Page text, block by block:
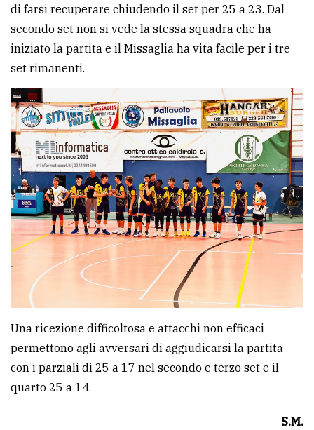
PRIVACY
policy
Cookie
policy
di farsi recuperare chiudendo il set per 25 a 23. Dal
secondo set non si vede la stessa squadra che ha
iniziato la partita e il Missaglia ha vita facile per i tre
set rimanenti.
Una ricezione difficoltosa e attacchi non efficaci
permettono agli avversari di aggiudicarsi la partita
con i parziali di 25 a 17 nel secondo e terzo set e il
quarto 25 a 14.
S.M.